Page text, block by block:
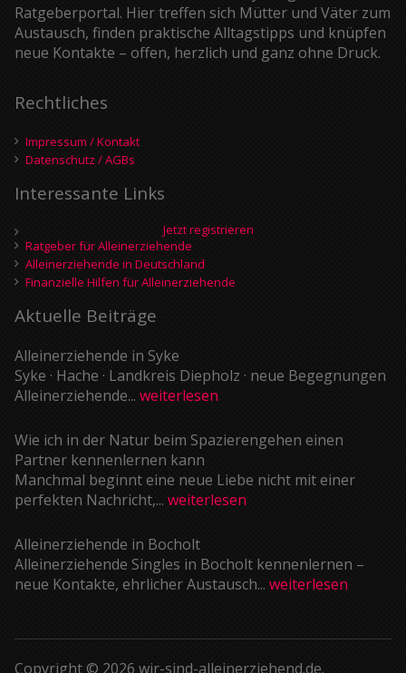
Ratgeberportal. Hier treffen sich Mütter und Väter zum
Austausch, finden praktische Alltagstipps und knüpfen
neue Kontakte – offen, herzlich und ganz ohne Druck.
Rechtliches
Impressum / Kontakt
Datenschutz / AGBs
Interessante Links
Jetzt registrieren
Ratgeber für Alleinerziehende
Alleinerziehende in Deutschland
Finanzielle Hilfen für Alleinerziehende
Aktuelle Beiträge
Alleinerziehende in Syke
Syke · Hache · Landkreis Diepholz · neue Begegnungen
Alleinerziehende... weiterlesen
Wie ich in der Natur beim Spazierengehen einen
Partner kennenlernen kann
Manchmal beginnt eine neue Liebe nicht mit einer
perfekten Nachricht,... weiterlesen
Alleinerziehende in Bocholt
Alleinerziehende Singles in Bocholt kennenlernen –
neue Kontakte, ehrlicher Austausch... weiterlesen
Copyright © 2026 wir-sind-alleinerziehend.de.